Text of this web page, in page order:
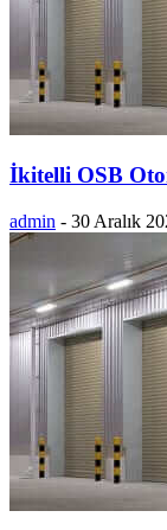
İkitelli OSB
admin - 30 Aralık